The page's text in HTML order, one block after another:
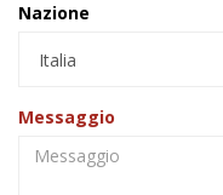
Nazione
Messaggio